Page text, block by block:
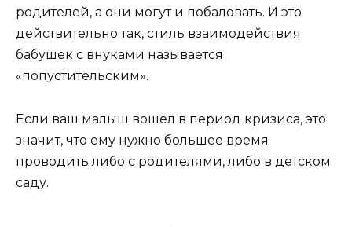
родителей, а они могут и побаловать. И это
действительно так, стиль взаимодействия
бабушек с внуками называется
«попустительским».
Если ваш малыш вошел в период кризиса, это
значит, что ему нужно большее время
проводить либо с родителями, либо в детском
саду.